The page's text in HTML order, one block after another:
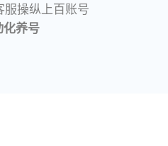
操纵上百账号
化养号